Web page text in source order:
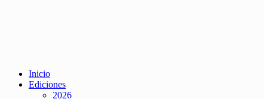
Inicio
Ediciones
2026